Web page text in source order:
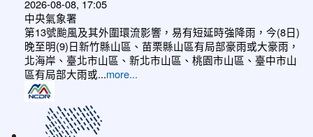
2026-08-08, 17:05
中央氣象署
第13號颱風及其外圍環流影響，易有短延時強降雨，今(8日)
晚至明(9)日新竹縣山區、苗栗縣山區有局部豪雨或大豪雨，
北海岸、臺北市山區、新北市山區、桃園市山區、臺中市山
區有局部大雨或...more...